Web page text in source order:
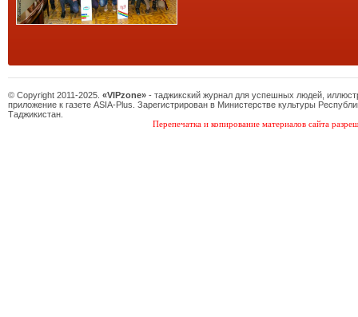
© Copyright 2011-2025. «VIPzone» - таджикский журнал для успешных людей,
приложение к газете ASIA-Plus. Зарегистрирован в Министерстве культуры
Таджикистан.
Перепечатка и копирование материалов сайта